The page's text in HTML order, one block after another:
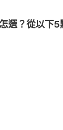
選？從以下5